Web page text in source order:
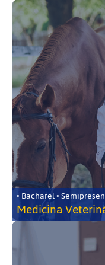
• Bacharel •
Medicina